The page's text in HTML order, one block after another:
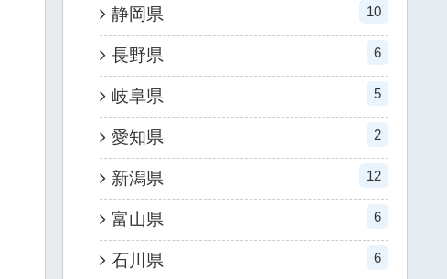
静岡県 10
長野県 6
岐阜県 5
愛知県 2
新潟県 12
富山県 6
石川県 6